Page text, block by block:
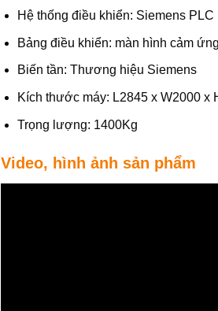
Hệ thống điều khiển: Siemens PLC
Bảng điều khiển: màn hình cảm
Biến tần: Thương hiệu Siemens
Kích thước máy: L2845 x W2000 x
Trọng lượng: 1400Kg
Video, hình ảnh sản phẩm